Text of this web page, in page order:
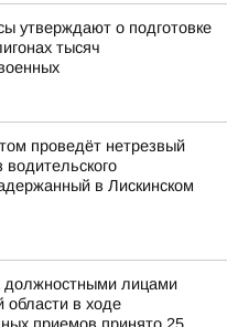
утверждают о подготовке
тысяч
проведёт нетрезвый
в Лискинском
должностными лицами
в ходе